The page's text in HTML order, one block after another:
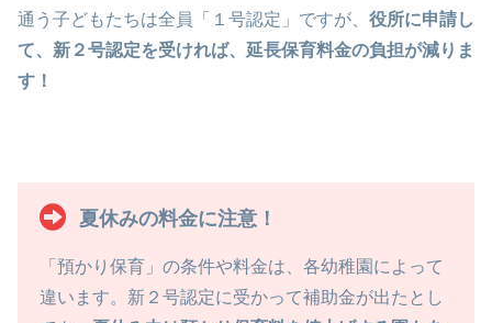
通う子どもたちは全員「１号認定」ですが、 役所に申請し
て、新２号認定を受ければ、延長保育料金の負担が減りま
す！
夏休みの料金に注意！
「預かり保育」の条件や料金は、各幼稚園によって
違います。新２号認定に受かって補助金が出たとし